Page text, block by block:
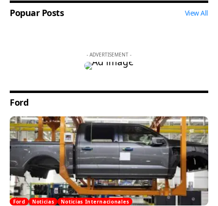
Popuar Posts View All
- ADVERTISEMENT -
Ford
Ford Noticias Noticias Internacionales